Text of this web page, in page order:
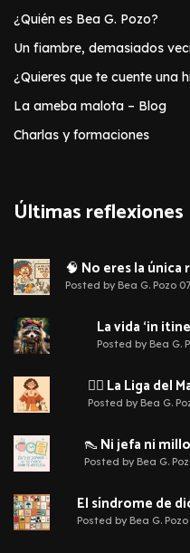
¿Quién es Bea G. Pozo?
Un fiambre, demasiados
¿Quieres que te cuente una
La ameba malota – Blog
Charlas y formaciones
Últimas reflexiones
🧠 No eres la
Posted by Bea G. Pozo
La vida ‘in
Posted by Bea G.
🦹‍♀️ La Liga del
Posted by Bea G.
👠 Ni jefa ni
Posted by Bea G.
El síndrome de
Posted by Bea G.